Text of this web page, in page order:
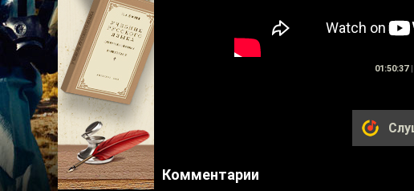
01:50:37 |
Комментарии